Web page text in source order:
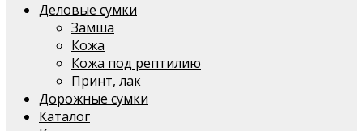
Деловые сумки
Замша
Кожа
Кожа под рептилию
Принт, лак
Дорожные сумки
Каталог